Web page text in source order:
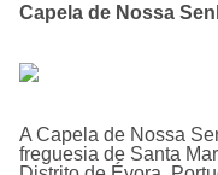
Capela de Nossa
A Capela de Nossa
freguesia de Santa